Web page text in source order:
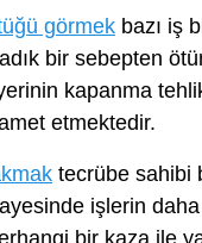
görmek bazı iş
bir sebepten
kapanma
etmektedir.
tecrübe sahibi
işlerin